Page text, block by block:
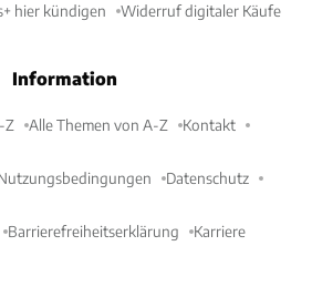
hier kündigen Widerruf digitaler Käufe
Information
Z Alle Themen von A-Z Kontakt
Datenschutz
Barrierefreiheitserklärung Karriere